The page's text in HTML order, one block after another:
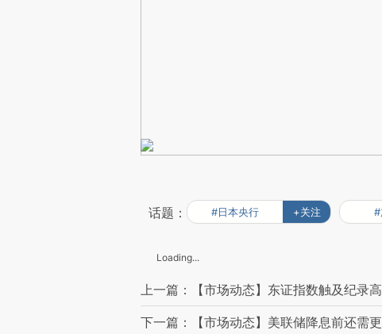
话题： #日本央行 +关注 #
Loading...
上一篇：【市场动态】东证指数触及纪录
下一篇：【市场动态】美联储降息前还需